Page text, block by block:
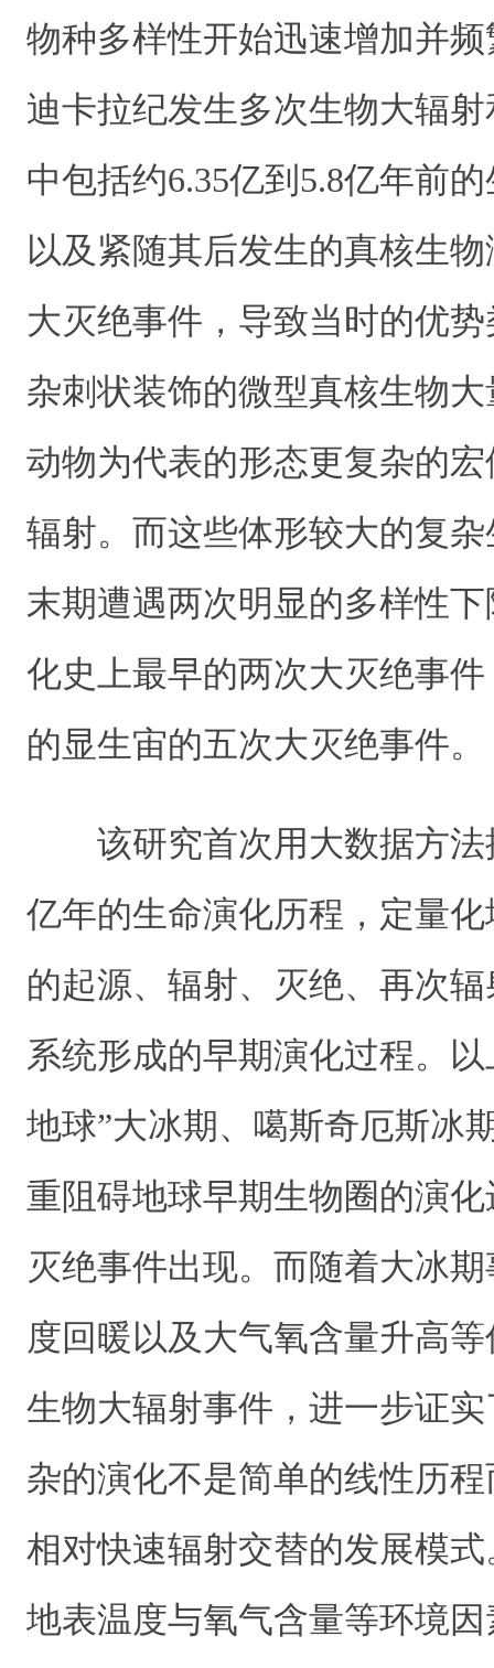
物种多样性开始迅速增加并
迪卡拉纪发生多次生物大辐
中包括约6.35亿到5.8亿年前
以及紧随其后发生的真核生
大灭绝事件，导致当时的优
杂刺状装饰的微型真核生物
动物为代表的形态更复杂的
辐射。而这些体形较大的复
末期遭遇两次明显的多样性
化史上最早的两次大灭绝事
的显生宙的五次大灭绝事件。
该研究首次用大数据方
亿年的生命演化历程，定量
的起源、辐射、灭绝、再次
系统形成的早期演化过程。
地球”大冰期、噶斯奇厄斯冰
重阻碍地球早期生物圈的演
灭绝事件出现。而随着大冰
度回暖以及大气氧含量升高
生物大辐射事件，进一步证
杂的演化不是简单的线性历
相对快速辐射交替的发展模
地表温度与氧气含量等环境